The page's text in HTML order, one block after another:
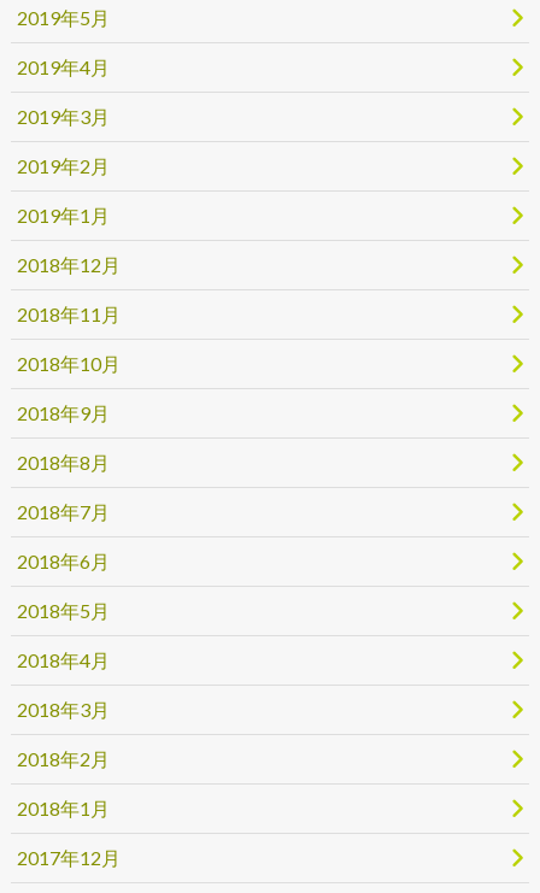
2019年5月
2019年4月
2019年3月
2019年2月
2019年1月
2018年12月
2018年11月
2018年10月
2018年9月
2018年8月
2018年7月
2018年6月
2018年5月
2018年4月
2018年3月
2018年2月
2018年1月
2017年12月